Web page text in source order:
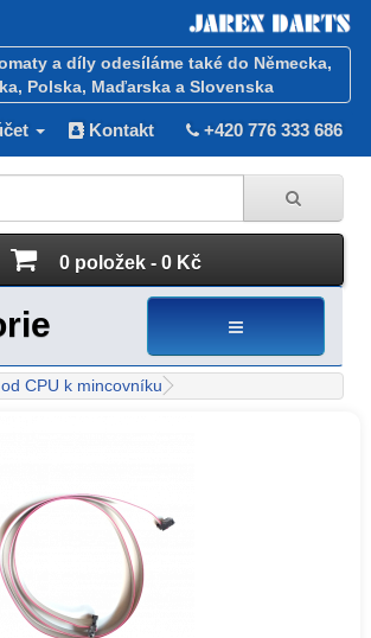
a díly odesíláme také do Německa,
Polska, Maďarska a Slovenska
Kontakt +420 776 333 686
0 položek - 0 Kč
CPU k mincovníku